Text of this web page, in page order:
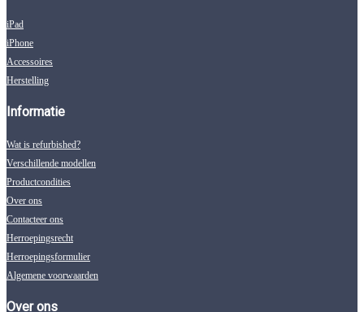
iPad
iPhone
Accessoires
Herstelling
Informatie
Wat is refurbished?
Verschillende modellen
Productcondities
Over ons
Contacteer ons
Herroepingsrecht
Herroepingsformulier
Algemene voorwaarden
Over ons